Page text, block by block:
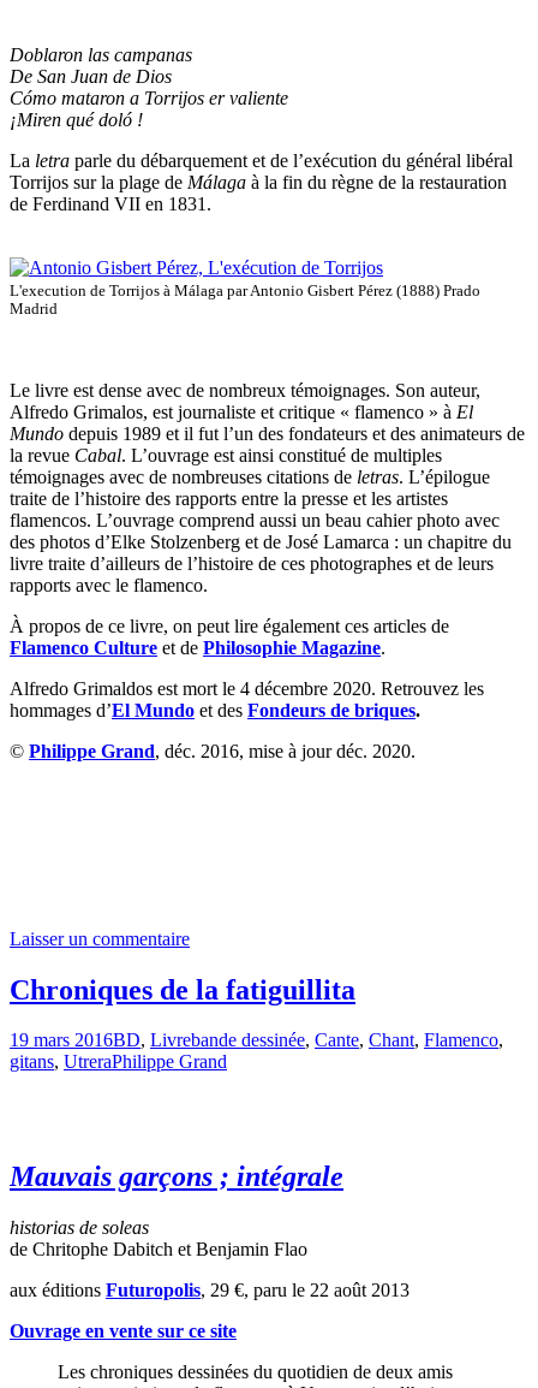
Doblaron las campanas
De San Juan de Dios
Cómo mataron a Torrijos er valiente
¡Miren qué doló !
La letra parle du débarquement et de l’exécution du général libéral
Torrijos sur la plage de Málaga à la fin du règne de la restauration
de Ferdinand VII en 1831.
L'execution de Torrijos à Málaga par Antonio Gisbert Pérez (1888) Prado
Madrid
Le livre est dense avec de nombreux témoignages. Son auteur,
Alfredo Grimalos, est journaliste et critique « flamenco » à El
Mundo depuis 1989 et il fut l’un des fondateurs et des animateurs de
la revue Cabal. L’ouvrage est ainsi constitué de multiples
témoignages avec de nombreuses citations de letras. L’épilogue
traite de l’histoire des rapports entre la presse et les artistes
flamencos. L’ouvrage comprend aussi un beau cahier photo avec
des photos d’Elke Stolzenberg et de José Lamarca : un chapitre du
livre traite d’ailleurs de l’histoire de ces photographes et de leurs
rapports avec le flamenco.
À propos de ce livre, on peut lire également ces articles de
Flamenco Culture et de Philosophie Magazine.
Alfredo Grimaldos est mort le 4 décembre 2020. Retrouvez les
hommages d’El Mundo et des Fondeurs de briques.
© Philippe Grand, déc. 2016, mise à jour déc. 2020.
Laisser un commentaire
Chroniques de la fatiguillita
19 mars 2016BD, Livrebande dessinée, Cante, Chant, Flamenco,
gitans, UtreraPhilippe Grand
Mauvais garçons ; intégrale
historias de soleas
de Chritophe Dabitch et Benjamin Flao
aux éditions Futuropolis, 29 €, paru le 22 août 2013
Ouvrage en vente sur ce site
Les chroniques dessinées du quotidien de deux amis